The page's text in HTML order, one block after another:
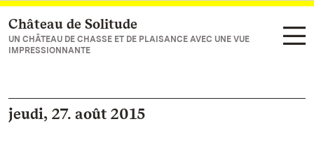
Vers la page d’accueil
Château de Solitude
UN CHÂTEAU DE CHASSE ET DE PLAISANCE AVEC UNE VUE
IMPRESSIONNANTE
jeudi, 27. août 2015